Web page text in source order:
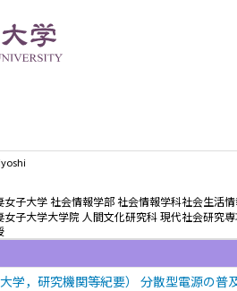
女子大学 社会情報学部 社会情報学科社会生活
女子大学大学院 人間文化研究科 現代社会研究
学，研究機関等紀要） 分散型電源の普